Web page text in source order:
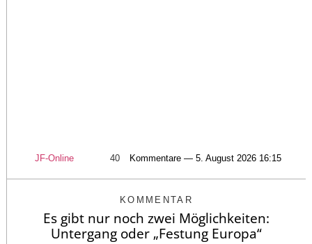
JF-Online 40 Kommentare — 5. August 2026 16:15
KOMMENTAR
Es gibt nur noch zwei Möglichkeiten:
Untergang oder „Festung Europa“